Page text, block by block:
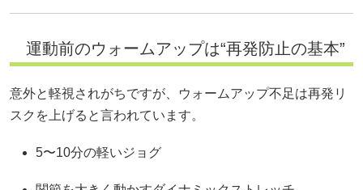
運動前のウォームアップは“再発防止の基本”
意外と軽視されがちですが、ウォームアップ不足は再発リ
スクを上げると言われています。
5〜10分の軽いジョグ